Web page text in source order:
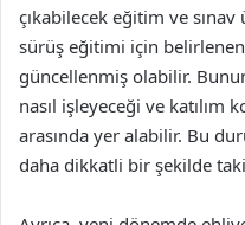
çıkabilecek eğitim ve
sürüş eğitimi için
güncellenmiş olabilir.
nasıl işleyeceği ve katılım
arasında yer alabilir. Bu
daha dikkatli bir şekilde